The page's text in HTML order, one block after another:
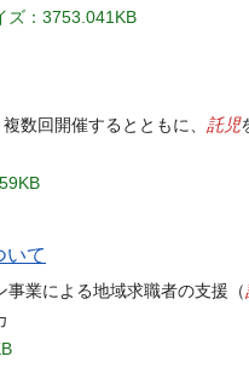
ズ：3753.041KB
数回開催するとともに、 託児
いて
業による地域求職者の支援（